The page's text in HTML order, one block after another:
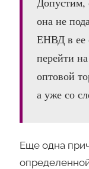
она не
ЕНВД в ее
перейти
оптовой
а уже со
Еще одна